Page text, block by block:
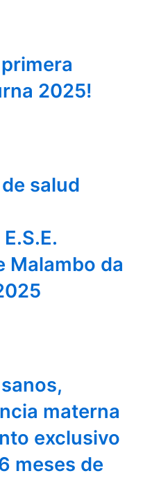
2025!
salud
Malambo da
materna
exclusivo
meses de